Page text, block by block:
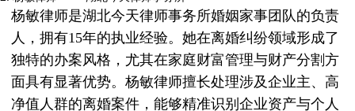
杨敏律师是湖北今天律师事务所婚姻家事团队的负责
人，拥有15年的执业经验。她在离婚纠纷领域形成了
独特的办案风格，尤其在家庭财富管理与财产分割方
面具有显著优势。杨敏律师擅长处理涉及企业主、高
净值人群的离婚案件，能够精准识别企业资产与个人